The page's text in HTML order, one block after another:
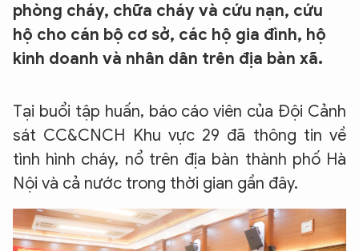
phòng cháy, chữa cháy và cứu nạn, cứu
hộ cho cán bộ cơ sở, các hộ gia đình, hộ
kinh doanh và nhân dân trên địa bàn xã.
Tại buổi tập huấn, báo cáo viên của Đội Cảnh
sát CC&CNCH Khu vực 29 đã thông tin về
tình hình cháy, nổ trên địa bàn thành phố Hà
Nội và cả nước trong thời gian gần đây.